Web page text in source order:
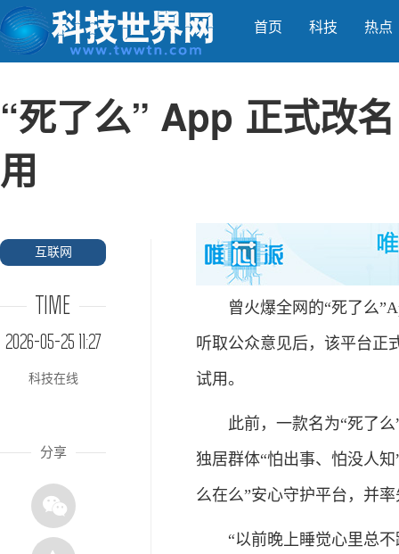
首页 科技 热点
“死了么” App 正式改
用
互联网
TIME
2026-05-25 11:27
科技在线
分享
曾火爆全网的“死了么
听取公众意见后，该平台正
试用。
此前，一款名为“死了么”
独居群体“怕出事、怕没人
么在么”安心守护平台，并
“以前晚上睡觉心里总不